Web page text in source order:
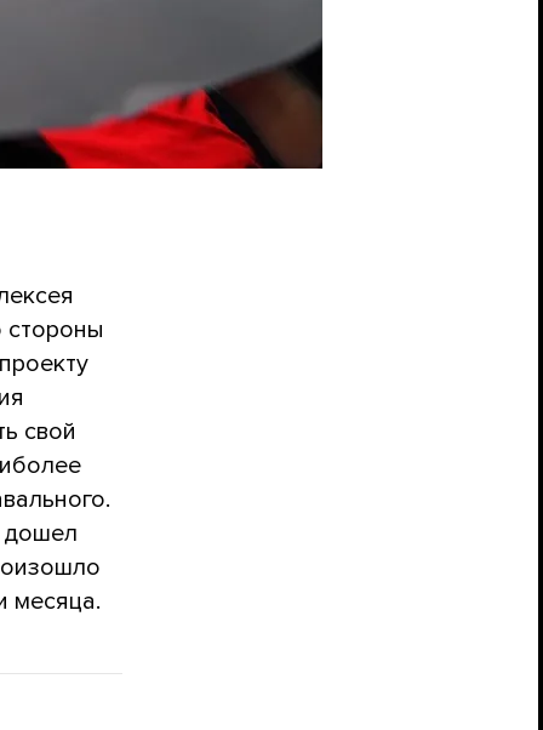
стороны
свой
дошел
месяца.